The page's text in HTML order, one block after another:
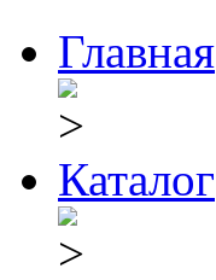
Главная
Каталог